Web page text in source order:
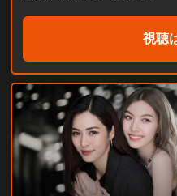
視聴